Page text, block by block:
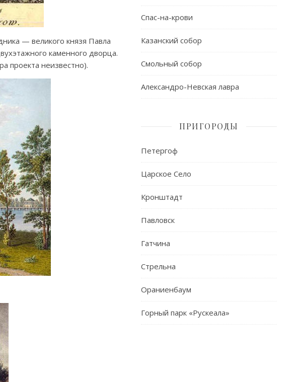
— великого князя Павла
каменного дворца.
проекта неизвестно).
Спас-на-крови
Казанский собор
Смольный собор
Александро-Невская лавра
ПРИГОРОДЫ
Петергоф
Царское Село
Кронштадт
Павловск
Гатчина
Стрельна
Ораниенбаум
Горный парк «Рускеала»